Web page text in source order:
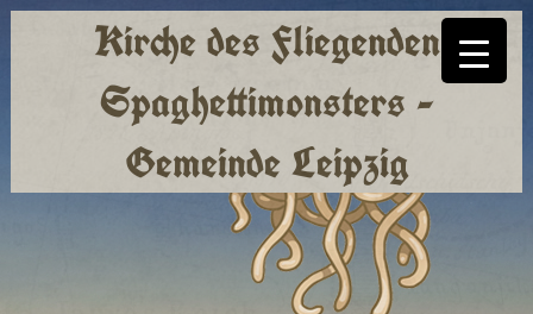
Kirche des Fliegenden
Spaghettimonsters -
Gemeinde Leipzig